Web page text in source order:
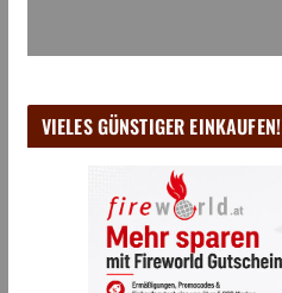
VIELES GÜNSTIGER EINKAUFEN!